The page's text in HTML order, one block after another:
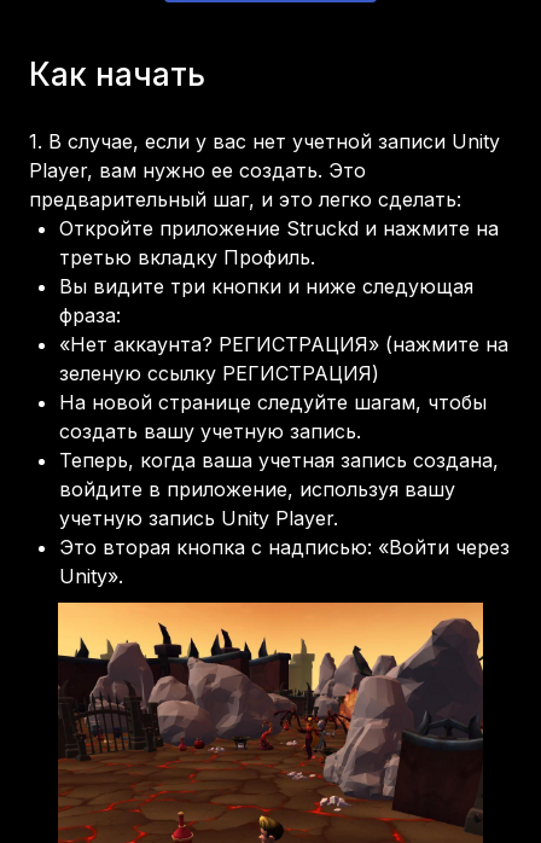
Как начать
1. В случае, если у вас нет учетной записи Unity
Player, вам нужно ее создать. Это
предварительный шаг, и это легко сделать:
Откройте приложение Struckd и нажмите на
третью вкладку Профиль.
Вы видите три кнопки и ниже следующая
фраза:
«Нет аккаунта? РЕГИСТРАЦИЯ» (нажмите на
зеленую ссылку РЕГИСТРАЦИЯ)
На новой странице следуйте шагам, чтобы
создать вашу учетную запись.
Теперь, когда ваша учетная запись создана,
войдите в приложение, используя вашу
учетную запись Unity Player.
Это вторая кнопка с надписью: «Войти через
Unity».